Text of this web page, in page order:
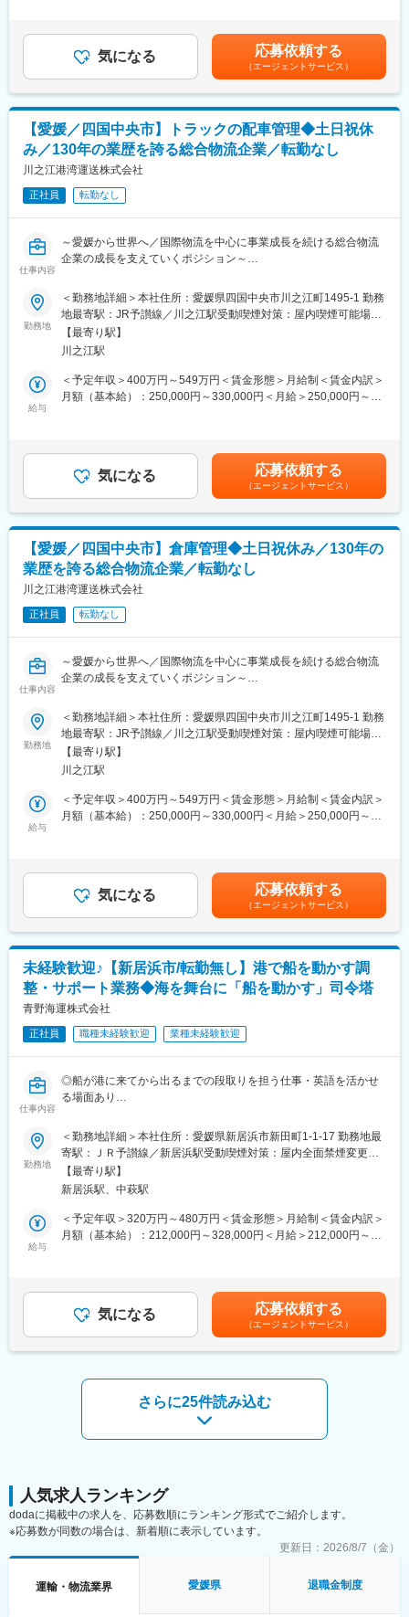
（運送会社）が所有する【トラック】をマッチングさせるお仕事
です。物流は「人の繋がり」が重要で、システムだけでマッチン
グができないため間にアジャスターが入り、双方のニーズや状況
＜仕事の流れ＞
荷主企業（メーカー、物流会社）や運送会社から、荷物の形状、
数、目的地、集荷情報などの情報をヒアリングします。
専用システムを使用して、状況・希望を調整しながら双方に条件
を提示しマッチングを図ります。スムーズな物流を実現すること
が、このポジションの役割です。※使用するのは電話と専用システ
ムのみ。PCスキルは必要ありません。
＜荷主から依頼を受けた場合＞
荷主から「運んでほしい荷物がある」と連絡。運びたい荷物の種
類や量などを確認します。
◆運送会社の選定
連絡して詳細を伝えます。
↓
◆運送の依頼・手配
正式に運送会社へ案件を依頼します。発注書や指示書などを作成
し、詳細を伝達。運送の実務を進めてもらいます。
↓
◆完了
荷物の積み込み・運送・荷下ろしが終了したら、ドライバーから
完了報告を受けます。
＜運送会社からの依頼にも対応＞
荷主からの依頼状況をチェックして、その運送会社に合う案件を
結びつけるのも大切な仕事です。
（現社員の処遇）/450万円賃金はあくまでも目安の金額であり、
選考を通じて上下する可能性があります。月給(月額)は固定手当を
含めた表記です。
気になる 応募依頼する
（エージェントサービス）
【愛媛／四国中央市】トラックの配車管理◆土日祝休
み／130年の業歴を誇る総合物流企業／転勤なし
川之江港湾運送株式会社
正社員 転勤なし
仕事内容
～愛媛から世界へ／国際物流を中心に事業成長を続ける総合物流
企業の成長を支えていくポジション～
■募集背景：
業務拡大に伴い配車管理体制の強化を図るため、新たな人材を募
集します。
■仕事内容：
本社事務所において、配車業務他、ドライバーの労務管理や安
全・運行管理業務等、物流に関する業務全般を担っていただきま
・配送スケジュールの作成・管理
・専用ソフトを使用したデータ入力業務
将来的には管理職としてご活躍いただける方を期待します。
■当社について：
明治20年創業、130年の業歴を誇る総合物流企業です。海運事
業・倉庫事業・陸送事業・船舶内航事業・国際物流事業・太陽光
発電事業・コンテナ販売事業の7つの主力事業により海陸一貫輸送
体制を構築し、国内外への幅広い物流サービスを実現していま
す。
当社は国内・国際輸送、通関、保管、検品、流通加工といったあ
らゆる物流サービスをワンストップでご提供する総合物流企業で
四国エリアを中心に充実した物流システムを構え、四国・神戸の
両拠点では自社が保有する広大な倉庫と豊富な輸送車両を最大限
に活用し、食品や日用品、アパレル製品など身近なものから薬品
や医療品など専門性の高いもの、小口輸送から大型機械の輸送に
ります。
勤務地
＜勤務地詳細＞本社住所：愛媛県四国中央市川之江町1495-1 勤務
地最寄駅：JR予讃線／川之江駅受動喫煙対策：屋内喫煙可能場所
あり変更の範囲：会社の定める事業所
【最寄り駅】
川之江駅
給与
＜予定年収＞400万円～549万円＜賃金形態＞月給制＜賃金内訳＞
月額（基本給）：250,000円～330,000円＜月給＞250,000円～
あり、選考を通じて上下する可能性があります。月給(月額)は固定
手当を含めた表記です。
気になる 応募依頼する
（エージェントサービス）
【愛媛／四国中央市】倉庫管理◆土日祝休み／130年の
業歴を誇る総合物流企業／転勤なし
川之江港湾運送株式会社
正社員 転勤なし
仕事内容
～愛媛から世界へ／国際物流を中心に事業成長を続ける総合物流
企業の成長を支えていくポジション～
■募集背景：
業務拡大に伴い、倉庫管理体制の強化を図るため、新たな人材を
募集します。
■仕事内容：
倉庫管理職として、四国・神戸に展開する自社倉庫の運営全般を
担っていただきます。製紙原料を中心に、多種多様な貨物の入出
■具体的には：
・配送手配およびスケジュール管理
・作業スタッフの指導、教育
・安全衛生管理の徹底
・業務改善提案と実施 等
■当社について：
明治20年創業、130年の業歴を誇る総合物流企業です。海運事
業・倉庫事業・陸送事業・船舶内航事業・国際物流事業・太陽光
発電事業・コンテナ販売事業の7つの主力事業により海陸一貫輸送
体制を構築し、国内外への幅広い物流サービスを実現していま
当社は国内・国際輸送、通関、保管、検品、流通加工といったあ
らゆる物流サービスをワンストップでご提供する総合物流企業で
あることが強みです。
四国エリアを中心に充実した物流システムを構え、四国・神戸の
に活用し、食品や日用品、アパレル製品など身近なものから薬品
や医療品など専門性の高いもの、小口輸送から大型機械の輸送に
勤務地
＜勤務地詳細＞本社住所：愛媛県四国中央市川之江町1495-1 勤務
地最寄駅：JR予讃線／川之江駅受動喫煙対策：屋内喫煙可能場所
あり変更の範囲：会社の定める事業所
【最寄り駅】
川之江駅
給与
＜予定年収＞400万円～549万円＜賃金形態＞月給制＜賃金内訳＞
月額（基本給）：250,000円～330,000円＜月給＞250,000円～
あり、選考を通じて上下する可能性があります。月給(月額)は固定
手当を含めた表記です。
気になる 応募依頼する
（エージェントサービス）
未経験歓迎♪【新居浜市/転勤無し】港で船を動かす調
整・サポート業務◆海を舞台に「船を動かす」司令塔
青野海運株式会社
正社員 職種未経験歓迎 業種未経験歓迎
仕事内容
◎船が港に来てから出るまでの段取りを担う仕事・英語を活かせ
る場面あり
◆お任せしたいミッション
船の入出港に関わる手続きと現場対応を通じて、関係者との調整
を担いながら、安全かつ円滑な海上物流の実現を支える役割を担
っていただきます。
■業務概要
新居浜港へ入港する船舶の入出港手続きや荷役補助を行っていた
●具体的には（業務の流れ）
・荷物の内容や作業スケジュールを確認・調整
（2） 船の到着対応（現場対応）
・船員や現場作業員と連携
（3） 荷物の積み下ろしサポート（現場＋管理）
・硫酸などの危険物の荷役作業に立ち会い
・作業の進捗チェック・トラブル対応
勤務地
＜勤務地詳細＞本社住所：愛媛県新居浜市新田町1-1-17 勤務地最
寄駅：ＪＲ予讃線／新居浜駅受動喫煙対策：屋内全面禁煙変更の
範囲：無
【最寄り駅】
新居浜駅、中萩駅
給与
＜予定年収＞320万円～480万円＜賃金形態＞月給制＜賃金内訳＞
月額（基本給）：212,000円～328,000円＜月給＞212,000円～
も目安の金額であり、選考を通じて上下する可能性があります。
月給(月額)は固定手当を含めた表記です。
気になる 応募依頼する
（エージェントサービス）
さらに25件読み込む
人気求人ランキング
dodaに掲載中の求人を、応募数順にランキング形式でご紹介します。
※応募数が同数の場合は、新着順に表示しています。
更新日： 2026/8/7（金）
運輸・物流業界 愛媛県 退職金制度